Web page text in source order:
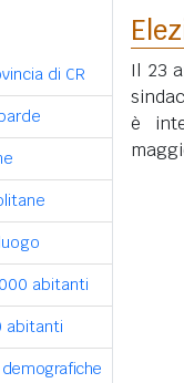
di CR
abitanti
abitanti
Il 23
è